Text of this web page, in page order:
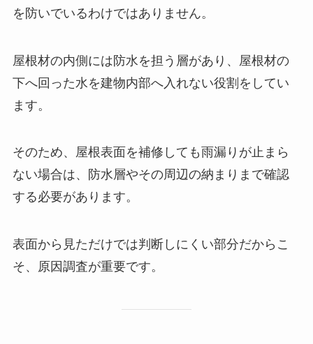
を防いでいるわけではありません。
屋根材の内側には防水を担う層があり、屋根材の
下へ回った水を建物内部へ入れない役割をしてい
ます。
そのため、屋根表面を補修しても雨漏りが止まら
ない場合は、防水層やその周辺の納まりまで確認
する必要があります。
表面から見ただけでは判断しにくい部分だからこ
そ、原因調査が重要です。